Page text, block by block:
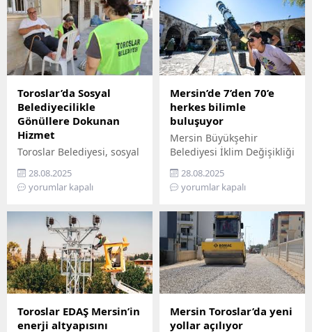
Toroslar’da Sosyal
Belediyecilikle
Gönüllere Dokunan
Hizmet
Toroslar Belediyesi, sosyal
belediyecilik anlayışıyla
vatandaşların gönüllerine
dokunmaya devam ediyor.
vatandaşlar, özel
gereksinimli bireyler ile
gazi ve şehit aileleri,
belediyenin şefkatli elini
her zaman yanlarında
hissediyor. Belediye Sosyal
Destek Hizmetleri
Müdürlüğü’ne bağlı Şehit
28.08.2025
yorumlar kapalı
Mersin’de 7’den 70’e
herkes bilimle
buluşuyor
Mersin Büyükşehir
Belediyesi İklim Değişikliği
ve Sıfır Atık Dairesi
Başkanlığı, Mercan 100.
Yıl İklim ve Çevre Bilim
edemeyenler için bilimi
yurttaşın ayağına
götürüyor. ‘Gökyüzü
Hepimizin, Bilim Her
Yerde’ sloganıyla yola
çıkan Büyükşehir,
Mersin’in ilçelerini tek tek
gezerek 7’den 70’e herkesi
28.08.2025
yorumlar kapalı
Toroslar EDAŞ Mersin’in
enerji altyapısını
Mersin Toroslar’da yeni
yollar açılıyor